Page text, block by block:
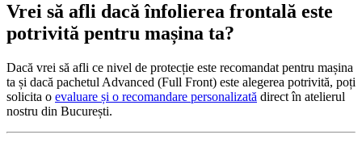
Vrei să afli dacă înfolierea frontală este
potrivită pentru mașina ta?
Dacă vrei să afli ce nivel de protecție este recomandat pentru mașina
ta și dacă pachetul Advanced (Full Front) este alegerea potrivită, poți
solicita o evaluare și o recomandare personalizată direct în atelierul
nostru din București.